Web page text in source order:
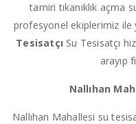
tamiri tıkanıklık açma
profesyonel ekiplerimiz ile
Tesisatçı Su Tesisatçı
arayıp
Nallıhan
Nallıhan Mahallesi su